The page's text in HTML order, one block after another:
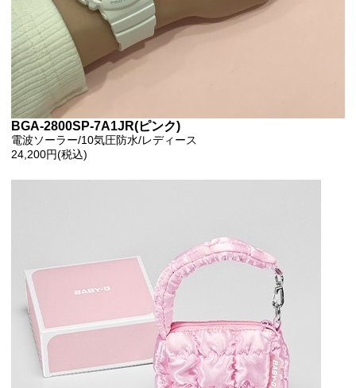
BGA-2800SP-7A1JR(ピンク)
電波ソーラー/10気圧防水/レディース
24,200円(税込)